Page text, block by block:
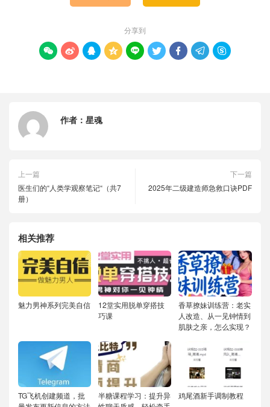
分享到
        
作者： 星魂
上一篇
医生们的“人类学观察笔记“（共7
册）
下一篇
2025年二级建造师急救口诀PDF
相关推荐
魅力男神系列完美自信
12堂实用脱单穿搭技
巧课
香草撩妹训练营：老实
人改造、从一见钟情到
肌肤之亲，怎么实现？
TG飞机创建频道，批
半糖课程学习：提升异
鸡尾酒新手调制教程